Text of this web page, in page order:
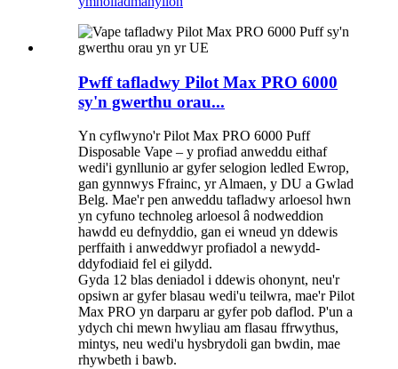
Pwff tafladwy Pilot Max PRO 6000
sy'n gwerthu orau...
Yn cyflwyno'r Pilot Max PRO 6000 Puff
Disposable Vape – y profiad anweddu eithaf
wedi'i gynllunio ar gyfer selogion ledled Ewrop,
gan gynnwys Ffrainc, yr Almaen, y DU a Gwlad
Belg. Mae'r pen anweddu tafladwy arloesol hwn
yn cyfuno technoleg arloesol â nodweddion
hawdd eu defnyddio, gan ei wneud yn ddewis
perffaith i anweddwyr profiadol a newydd-
ddyfodiaid fel ei gilydd.
Gyda 12 blas deniadol i ddewis ohonynt, neu'r
opsiwn ar gyfer blasau wedi'u teilwra, mae'r Pilot
Max PRO yn darparu ar gyfer pob daflod. P'un a
ydych chi mewn hwyliau am flasau ffrwythus,
mintys, neu wedi'u hysbrydoli gan bwdin, mae
rhywbeth i bawb.